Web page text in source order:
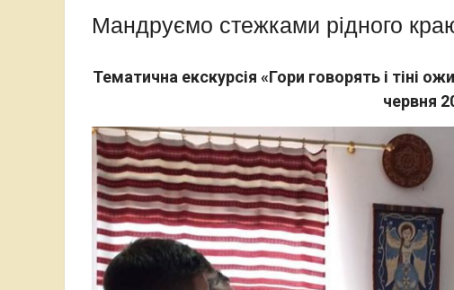
Мандруємо стежками рідного
Тематична екскурсія «Гори говорять і тіні
червня